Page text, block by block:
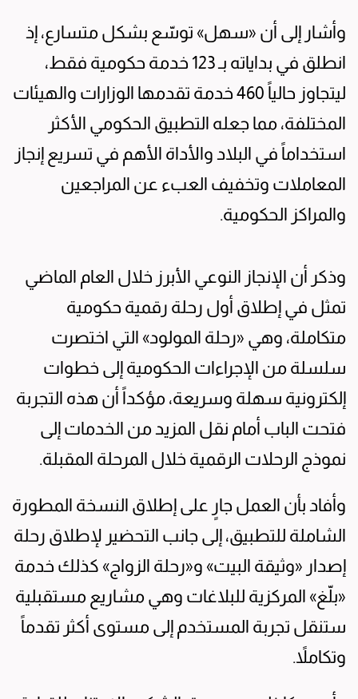
وأشار إلى أن «سهل» توسّع بشكل متسارع، إذ
انطلق في بداياته بـ 123 خدمة حكومية فقط،
ليتجاوز حالياً 460 خدمة تقدمها الوزارات والهيئات
المختلفة، مما جعله التطبيق الحكومي الأكثر
استخداماً في البلاد والأداة الأهم في تسريع إنجاز
المعاملات وتخفيف العبء عن المراجعين
والمراكز الحكومية.
وذكر أن الإنجاز النوعي الأبرز خلال العام الماضي
تمثل في إطلاق أول رحلة رقمية حكومية
متكاملة، وهي «رحلة المولود» التي اختصرت
سلسلة من الإجراءات الحكومية إلى خطوات
إلكترونية سهلة وسريعة، مؤكداً أن هذه التجربة
فتحت الباب أمام نقل المزيد من الخدمات إلى
نموذج الرحلات الرقمية خلال المرحلة المقبلة.
وأفاد بأن العمل جارٍ على إطلاق النسخة المطورة
الشاملة للتطبيق، إلى جانب التحضير لإطلاق رحلة
إصدار «وثيقة البيت» و«رحلة الزواج» كذلك خدمة
«بلّغ» المركزية للبلاغات وهي مشاريع مستقبلية
ستنقل تجربة المستخدم إلى مستوى أكثر تقدماً
وتكاملاً.